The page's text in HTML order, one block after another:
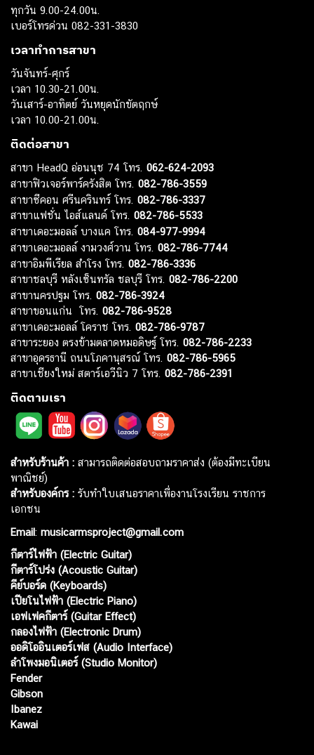
ทุกวัน 9.00-24.00น.
เบอร์โทรด่วน 082-331-3830
เวลาทำการสาขา
วันจันทร์-ศุกร์
เวลา 10.30-21.00น.
วันเสาร์-อาทิตย์ วันหยุดนักขัตฤกษ์
เวลา 10.00-21.00น.
ติดต่อสาขา
สาขา HeadQ อ่อนนุช 74 โทร. 062-624-2093
สาขาฟิวเจอร์พาร์ครังสิต โทร. 082-786-3559
สาขาซีคอน ศรีนครินทร์ โทร. 082-786-3337
สาขาแฟชั่น ไอส์แลนด์ โทร. 082-786-5533
สาขาเดอะมอลล์ บางแค โทร. 084-977-9994
สาขาเดอะมอลล์ งามวงศ์วาน โทร. 082-786-7744
สาขาอิมพีเรียล สำโรง โทร. 082-786-3336
สาขาชลบุรี หลังเซ็นทรัล ชลบุรี โทร. 082-786-2200
สาขานครปฐม โทร. 082-786-3924
สาขาขอนแก่น โทร. 082-786-9528
สาขาเดอะมอลล์ โคราช โทร. 082-786-9787
สาขาระยอง ตรงข้ามตลาดหมอดิษฐ์ โทร. 082-786-2233
สาขาอุดรธานี ถนนโภคานุสรณ์ โทร. 082-786-5965
สาขาเชียงใหม่ สตาร์เอวีนิว 7 โทร. 082-786-2391
ติดตามเรา
สำหรับร้านค้า : สามารถติดต่อสอบถามราคาส่ง (ต้องมีทะเบียน
พาณิชย์)
สำหรับองค์กร : รับทำใบเสนอราคาเพื่องานโรงเรียน ราชการ
เอกชน
Email: musicarmsproject@gmail.com
กีตาร์ไฟฟ้า (Electric Guitar)
กีตาร์โปร่ง (Acoustic Guitar)
คีย์บอร์ด (Keyboards)
เปียโนไฟฟ้า (Electric Piano)
เอฟเฟคกีตาร์ (Guitar Effect)
กลองไฟฟ้า (Electronic Drum)
ออดิโออินเตอร์เฟส (Audio Interface)
ลำโพงมอนิเตอร์ (Studio Monitor)
Fender
Gibson
Ibanez
Kawai